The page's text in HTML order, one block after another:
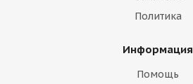
Политика
Информация
Помощь